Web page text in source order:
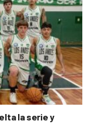
la serie y